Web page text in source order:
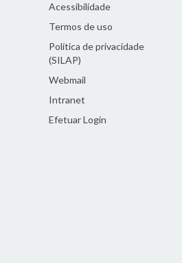
Acessibilidade
Termos de uso
Política de privacidade
(SILAP)
Webmail
Intranet
Efetuar Login